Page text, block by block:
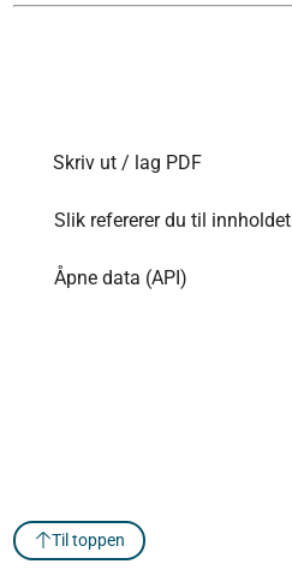
Skriv ut / lag PDF
Slik refererer du til innholdet
Åpne data (API)
Til toppen